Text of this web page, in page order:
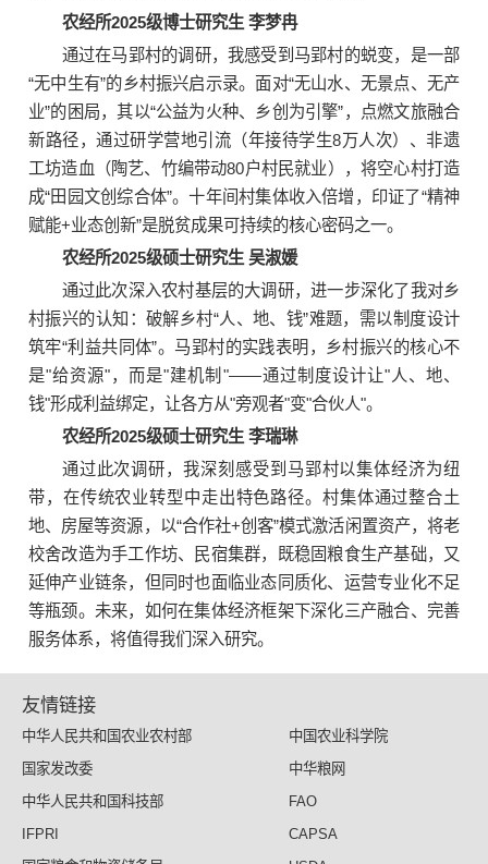
农经所2025级博士研究生 李梦冉
通过在马郢村的调研，我感受到马郢村的蜕变，是一部
“无中生有”的乡村振兴启示录。面对“无山水、无景点、无产
业”的困局，其以“公益为火种、乡创为引擎”，点燃文旅融合
新路径，通过研学营地引流（年接待学生8万人次）、非遗
工坊造血（陶艺、竹编带动80户村民就业），将空心村打造
成“田园文创综合体”。十年间村集体收入倍增，印证了“精神
赋能+业态创新”是脱贫成果可持续的核心密码之一。
农经所2025级硕士研究生 吴淑媛
通过此次深入农村基层的大调研，进一步深化了我对乡
村振兴的认知：破解乡村“人、地、钱”难题，需以制度设计
筑牢“利益共同体”。马郢村的实践表明，乡村振兴的核心不
是"给资源"，而是"建机制"——通过制度设计让"人、地、
钱"形成利益绑定，让各方从"旁观者"变"合伙人"。
农经所2025级硕士研究生 李瑞琳
通过此次调研，我深刻感受到马郢村以集体经济为纽
带，在传统农业转型中走出特色路径。村集体通过整合土
地、房屋等资源，以“合作社+创客”模式激活闲置资产，将老
校舍改造为手工作坊、民宿集群，既稳固粮食生产基础，又
延伸产业链条，但同时也面临业态同质化、运营专业化不足
等瓶颈。未来，如何在集体经济框架下深化三产融合、完善
服务体系，将值得我们深入研究。
友情链接
中华人民共和国农业农村部
中国农业科学院
国家发改委
中华粮网
中华人民共和国科技部
FAO
IFPRI
CAPSA